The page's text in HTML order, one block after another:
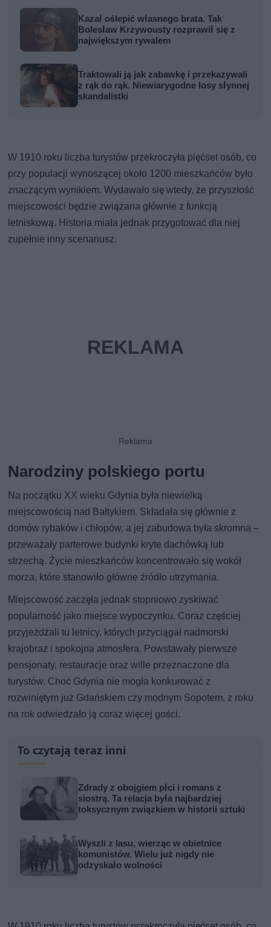
Kazał oślepić własnego brata. Tak
Bolesław Krzywousty rozprawił się z
największym rywalem
Traktowali ją jak zabawkę i przekazywali
z rąk do rąk. Niewiarygodne losy słynnej
skandalistki
W 1910 roku liczba turystów przekroczyła pięćset osób, co
przy populacji wynoszącej około 1200 mieszkańców było
znaczącym wynikiem. Wydawało się wtedy, że przyszłość
miejscowości będzie związana głównie z funkcją
letniskową. Historia miała jednak przygotować dla niej
zupełnie inny scenariusz.
Narodziny polskiego portu
Na początku XX wieku Gdynia była niewielką
miejscowością nad Bałtykiem. Składała się głównie z
domów rybaków i chłopów, a jej zabudowa była skromna –
przeważały parterowe budynki kryte dachówką lub
strzechą. Życie mieszkańców koncentrowało się wokół
morza, które stanowiło główne źródło utrzymania.
Miejscowość zaczęła jednak stopniowo zyskiwać
popularność jako miejsce wypoczynku. Coraz częściej
przyjeżdżali tu letnicy, których przyciągał nadmorski
krajobraz i spokojna atmosfera. Powstawały pierwsze
pensjonaty, restauracje oraz wille przeznaczone dla
turystów. Choć Gdynia nie mogła konkurować z
rozwiniętym już Gdańskiem czy modnym Sopotem, z roku
na rok odwiedzało ją coraz więcej gości.
To czytają teraz inni
Zdrady z obojgiem płci i romans z
siostrą. Ta relacja była najbardziej
toksycznym związkiem w historii sztuki
Wyszli z lasu, wierząc w obietnice
komunistów. Wielu już nigdy nie
odzyskało wolności